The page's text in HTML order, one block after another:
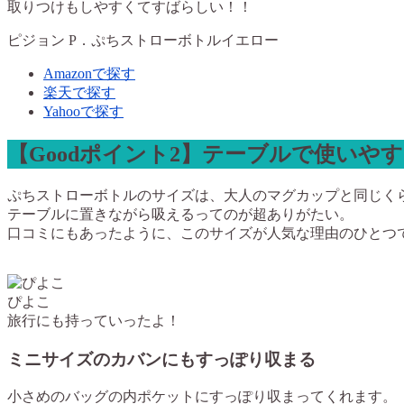
取りつけもしやすくてすばらしい！！
ピジョン P．ぷちストローボトルイエロー
Amazonで探す
楽天で探す
Yahooで探す
【Goodポイント2】テーブルで使いや
ぷちストローボトルのサイズは、大人のマグカップと同じく
テーブルに置きながら吸えるってのが超ありがたい。
口コミにもあったように、このサイズが人気な理由のひとつ
ぴよこ
旅行にも持っていったよ！
ミニサイズのカバンにもすっぽり収まる
小さめのバッグの内ポケットにすっぽり収まってくれます。